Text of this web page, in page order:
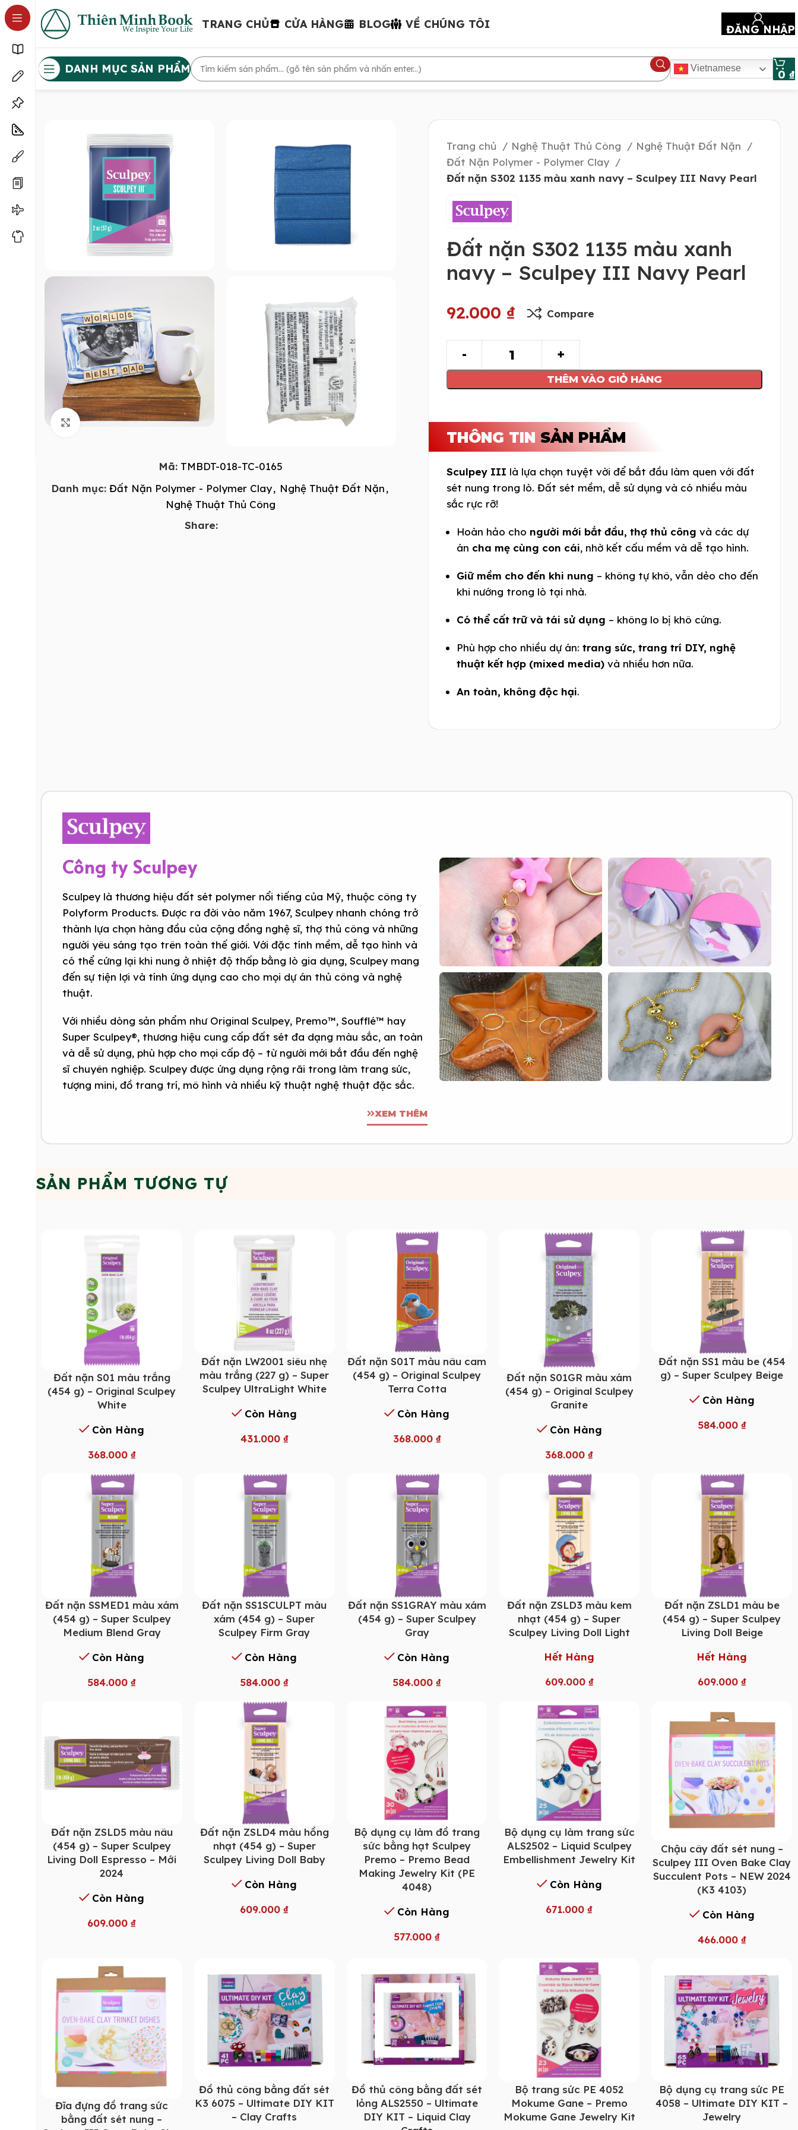
TRANG CHỦ CỬA HÀNG BLOG VỀ CHÚNG TÔI ĐĂNG NHẬP
DANH MỤC SẢN PHẨM Vietnamese 0 ₫
Click to enlarge
Mã: TMBDT-018-TC-0165
Danh mục: Đất Nặn Polymer - Polymer Clay, Nghệ Thuật Đất Nặn,
Nghệ Thuật Thủ Công
Share:
Trang chủ Nghệ Thuật Thủ Công
Nghệ Thuật Đất Nặn
Đất Nặn Polymer - Polymer Clay
Đất nặn S302 1135 màu xanh navy – Sculpey III Navy Pearl
Đất nặn S302 1135 màu xanh
navy – Sculpey III Navy Pearl
92.000 ₫ Compare
THÊM VÀO GIỎ HÀNG
THÔNG TIN SẢN PHẨM
Sculpey III là lựa chọn tuyệt vời để bắt đầu làm quen với đất
sét nung trong lò. Đất sét mềm, dễ sử dụng và có nhiều màu
sắc rực rỡ!
Hoàn hảo cho người mới bắt đầu, thợ thủ công và các dự
án cha mẹ cùng con cái, nhờ kết cấu mềm và dễ tạo hình.
Giữ mềm cho đến khi nung – không tự khô, vẫn dẻo cho đến
khi nướng trong lò tại nhà.
Có thể cất trữ và tái sử dụng – không lo bị khô cứng.
Phù hợp cho nhiều dự án: trang sức, trang trí DIY, nghệ
thuật kết hợp (mixed media) và nhiều hơn nữa.
An toàn, không độc hại.
Công ty Sculpey
Sculpey là thương hiệu đất sét polymer nổi tiếng của Mỹ, thuộc công ty
Polyform Products. Được ra đời vào năm 1967, Sculpey nhanh chóng trở
thành lựa chọn hàng đầu của cộng đồng nghệ sĩ, thợ thủ công và những
người yêu sáng tạo trên toàn thế giới. Với đặc tính mềm, dễ tạo hình và
có thể cứng lại khi nung ở nhiệt độ thấp bằng lò gia dụng, Sculpey mang
đến sự tiện lợi và tính ứng dụng cao cho mọi dự án thủ công và nghệ
thuật.
Với nhiều dòng sản phẩm như Original Sculpey, Premo™, Soufflé™ hay
Super Sculpey®, thương hiệu cung cấp đất sét đa dạng màu sắc, an toàn
và dễ sử dụng, phù hợp cho mọi cấp độ – từ người mới bắt đầu đến nghệ
sĩ chuyên nghiệp. Sculpey được ứng dụng rộng rãi trong làm trang sức,
tượng mini, đồ trang trí, mô hình và nhiều kỹ thuật nghệ thuật đặc sắc.
XEM THÊM
SẢN PHẨM TƯƠNG TỰ
Đất nặn S01 màu trắng
(454 g) – Original Sculpey
White
Còn Hàng
368.000 ₫
Đất nặn LW2001 siêu nhẹ
màu trắng (227 g) – Super
Sculpey UltraLight White
Còn Hàng
431.000 ₫
Đất nặn S01T màu nâu cam
(454 g) – Original Sculpey
Terra Cotta
Còn Hàng
368.000 ₫
Đất nặn S01GR màu xám
(454 g) – Original Sculpey
Granite
Còn Hàng
368.000₫
Đất nặn SS1 màu be (454
g) – Super Sculpey Beige
Còn Hàng
584.000 ₫
Đất nặn SSMED1 màu xám
(454 g) – Super Sculpey
Medium Blend Gray
Còn Hàng
584.000₫
Đất nặn SS1SCULPT màu
xám (454 g) – Super
Sculpey Firm Gray
Còn Hàng
584.000₫
Đất nặn SS1GRAY màu xám
(454 g) – Super Sculpey
Gray
Còn Hàng
584.000 ₫
Đất nặn ZSLD3 màu kem
nhạt (454 g) – Super
Sculpey Living Doll Light
Hết Hàng
609.000 ₫
Đất nặn ZSLD1 màu be
(454 g) – Super Sculpey
Living Doll Beige
Hết Hàng
609.000 ₫
Đất nặn ZSLD5 màu nâu
(454 g) – Super Sculpey
Living Doll Espresso – Mới
2024
Còn Hàng
609.000₫
Đất nặn ZSLD4 màu hồng
nhạt (454 g) – Super
Sculpey Living Doll Baby
Còn Hàng
609.000₫
Bộ dụng cụ làm đồ trang
sức bằng hạt Sculpey
Premo – Premo Bead
Making Jewelry Kit (PE
4048)
Còn Hàng
577.000 ₫
Bộ dụng cụ làm trang sức
ALS2502 – Liquid Sculpey
Embellishment Jewelry Kit
Còn Hàng
671.000₫
Chậu cây đất sét nung –
Sculpey III Oven Bake Clay
Succulent Pots – NEW 2024
(K3 4103)
Còn Hàng
466.000 ₫
Đĩa đựng đồ trang sức
bằng đất sét nung –
Đồ thủ công bằng đất sét
K3 6075 – Ultimate DIY KIT
– Clay Crafts
Đồ thủ công bằng đất sét
lỏng ALS2550 – Ultimate
DIY KIT – Liquid Clay
Bộ trang sức PE 4052
Mokume Gane – Premo
Mokume Gane Jewelry Kit
Bộ dụng cụ trang sức PE
4058 – Ultimate DIY KIT –
Jewelry